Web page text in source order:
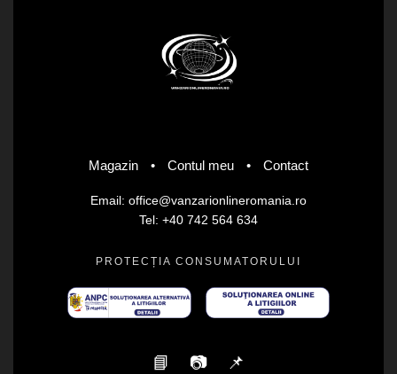
Magazin • Contul meu • Contact
Email: office@vanzarionlineromania.ro
Tel: +40 742 564 634
PROTECȚIA CONSUMATORULUI
📘 📷 📌